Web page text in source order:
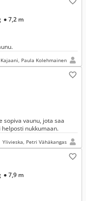
● 7,2 m
Kajaani, Paula Kolehmainen
sopiva vaunu, jota saa
nukkumaan.
Ylivieska, Petri Vähäkangas
● 7,9 m